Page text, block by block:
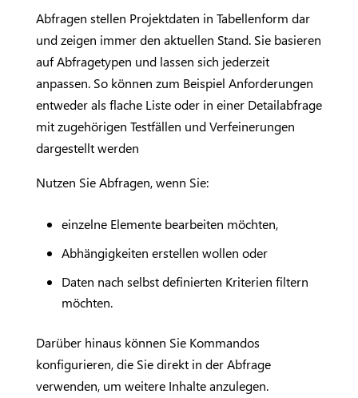
Abfragen stellen Projektdaten in Tabellenform dar
und zeigen immer den aktuellen Stand. Sie basieren
auf Abfragetypen und lassen sich jederzeit
anpassen. So können zum Beispiel Anforderungen
entweder als flache Liste oder in einer Detailabfrage
mit zugehörigen Testfällen und Verfeinerungen
dargestellt werden
Nutzen Sie Abfragen, wenn Sie:
einzelne Elemente bearbeiten möchten,
Abhängigkeiten erstellen wollen oder
Daten nach selbst definierten Kriterien filtern
möchten.
Darüber hinaus können Sie Kommandos
konfigurieren, die Sie direkt in der Abfrage
verwenden, um weitere Inhalte anzulegen.